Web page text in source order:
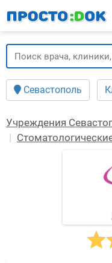
содержанию
Севастополь
Учреждения